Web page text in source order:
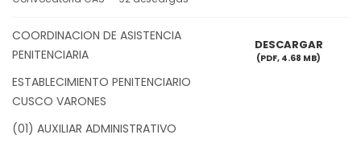
DESCARGAR
(PDF, 4.68 MB)
COORDINACION DE ASISTENCIA
PENITENCIARIA
ESTABLECIMIENTO PENITENCIARIO
CUSCO VARONES
(01) AUXILIAR ADMINISTRATIVO